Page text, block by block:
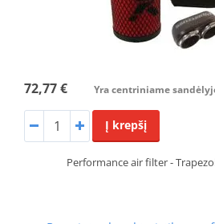
72,77 € Yra centriniame
Į krepšį
Performance air filter -